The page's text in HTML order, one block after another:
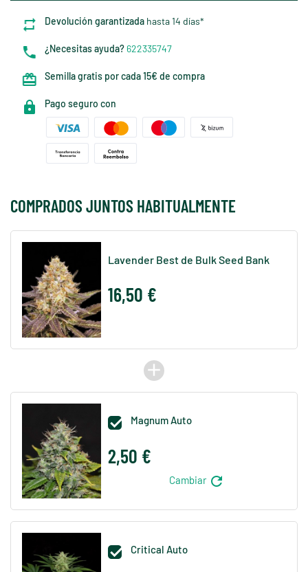
Devolución garantizada hasta 14 días*
¿Necesitas ayuda?622335747
Semilla gratis por cada 15€ de compra
Pago seguro con
COMPRADOS JUNTOS HABITUALMENTE
Lavender Best de Bulk Seed Bank
16,50 €
add
 Magnum Auto
2,50 €
Cambiar refresh
 Critical Auto